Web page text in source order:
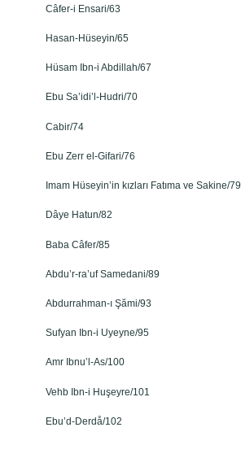
Câfer-i Ensari/63
Hasan-Hüseyin/65
Hüsam Ibn-i Abdillah/67
Ebu Sa’idi’l-Hudri/70
Cabir/74
Ebu Zerr el-Gifari/76
Imam Hüseyin’in kızları Fatıma ve Sakine/79
Dâye Hatun/82
Baba Câfer/85
Abdu’r-ra’uf Samedani/89
Abdurrahman-ı Şămi/93
Sufyan Ibn-i Uyeyne/95
Amr Ibnu’l-As/100
Vehb Ibn-i Huşeyre/101
Ebu’d-Derdå/102